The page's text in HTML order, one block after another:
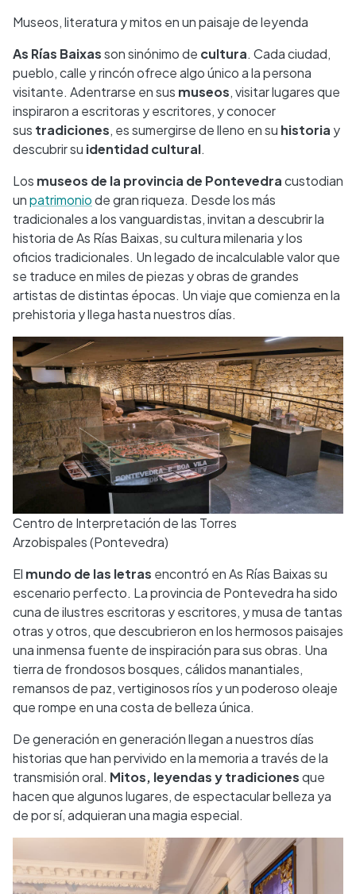
Museos, literatura y mitos en un paisaje de leyenda
As Rías Baixasson sinónimo de cultura. Cada ciudad,
pueblo, calle y rincón ofrece algo único a la persona
visitante. Adentrarse en sus museos, visitar lugares que
inspiraron a escritoras yescritores, y conocer
sus tradiciones, es sumergirse de lleno en su historia y
descubrir su identidad cultural.
Los museos de la provincia de Pontevedracustodian
unpatrimoniode gran riqueza. Desde los más
tradicionales a los vanguardistas, invitan a descubrir la
historia de As Rías Baixas, su cultura milenaria y los
oficios tradicionales. Un legado de incalculable valor que
se traduce en miles de piezas y obras de grandes
artistas de distintas épocas. Un viaje que comienza en la
prehistoria y llega hasta nuestros días.
Centro de Interpretación de las Torres
Arzobispales (Pontevedra)
El mundo de las letras encontró en As Rías Baixas su
escenario perfecto. La provincia de Pontevedra ha sido
cuna de ilustres escritoras y escritores, y musa de tantas
otras y otros, que descubrieron en los hermosos paisajes
una inmensa fuente de inspiración para sus obras. Una
tierra de frondosos bosques, cálidos manantiales,
remansos de paz, vertiginosos ríos y un poderoso oleaje
que rompe en una costa de belleza única.
De generación en generación llegan a nuestros días
historias que han pervivido en la memoria a través de la
transmisión oral. Mitos, leyendas y tradicionesque
hacen que algunos lugares, de espectacular belleza ya
de por sí, adquieran una magia especial.